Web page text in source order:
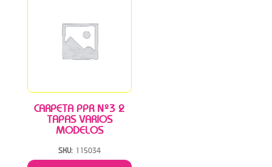
CARPETA PPR Nº3 2
TAPAS VARIOS
MODELOS
SKU: 115034